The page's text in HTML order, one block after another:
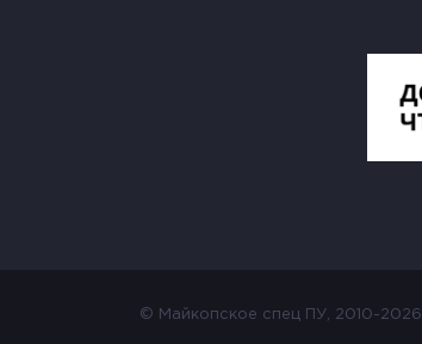
© Майкопское спец ПУ, 2010-2026